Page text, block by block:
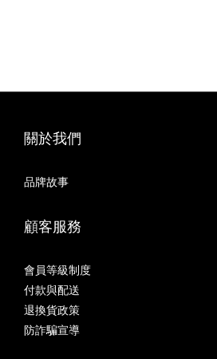
關於我們
品牌故事
顧客服務
會員等級制度
付款與配送
退換貨政策
防詐騙宣導